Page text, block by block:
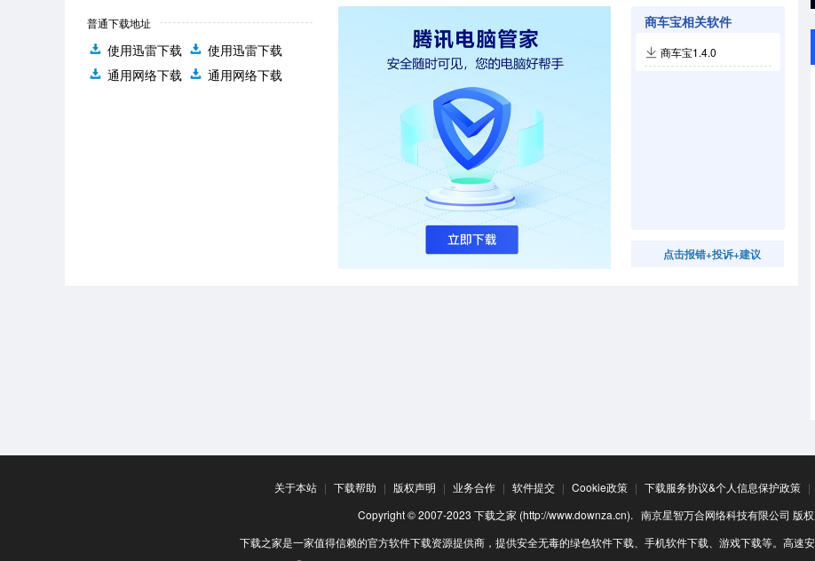
普通下载地址
使用迅雷下载
使用迅雷下载
通用网络下载
通用网络下载
商车宝相关软件
商车宝1.4.0
点击报错+投诉+建议
关于本站 | 下载帮助 | 版权声明 | 业务合作 | 软件提交 | Cookie政策 | 下载服务协议&个人信息保护政策 |
Copyright © 2007-2023 下载之家 (http://www.downza.cn). 南京星智万合网络科技有限公司 版
下载之家是一家值得信赖的官方软件下载资源提供商，提供安全无毒的绿色软件下载、手机软件下载、游戏下载等。高速安